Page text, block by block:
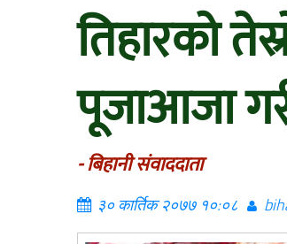
तिहारको
पूजाआजा
- बिहानी संवाददाता
३० कार्तिक २०७७ १०:०८